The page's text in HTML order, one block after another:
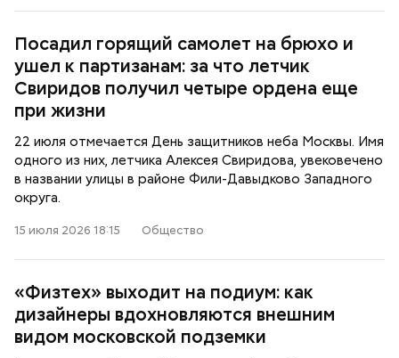
Посадил горящий самолет на брюхо и
ушел к партизанам: за что летчик
Свиридов получил четыре ордена еще
при жизни
22 июля отмечается День защитников неба Москвы. Имя
одного из них, летчика Алексея Свиридова, увековечено
в названии улицы в районе Фили-Давыдково Западного
округа.
15 июля 2026 18:15 Общество
«Физтех» выходит на подиум: как
дизайнеры вдохновляются внешним
видом московской подземки